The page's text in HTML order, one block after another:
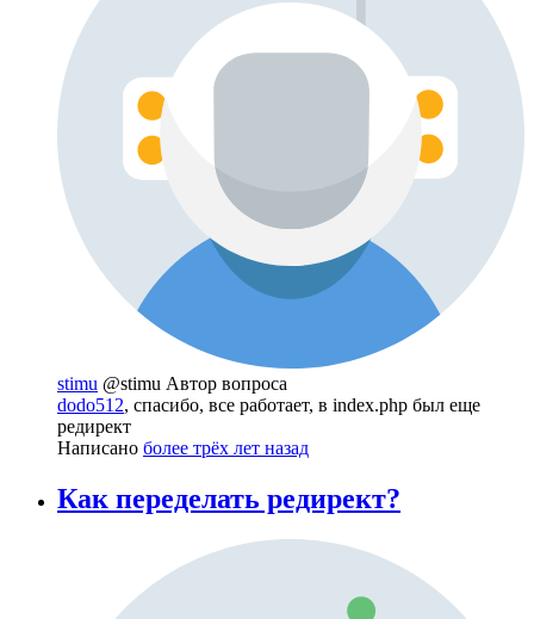
stimu @stimu Автор вопроса
dodo512, спасибо, все работает, в index.php был еще
редирект
Написано более трёх лет назад
Как переделать редирект?